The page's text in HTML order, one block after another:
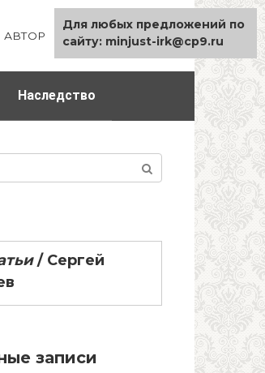
АВТОР КАРТА САЙТА
Наследство
/ Сергей
записи
Для любых предложений по
сайту: minjust-irk@cp9.ru